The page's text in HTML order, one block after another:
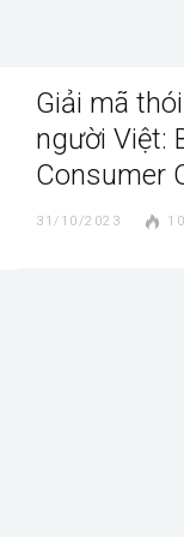
Giải mã
người Việt:
Consumer
31/10/2023